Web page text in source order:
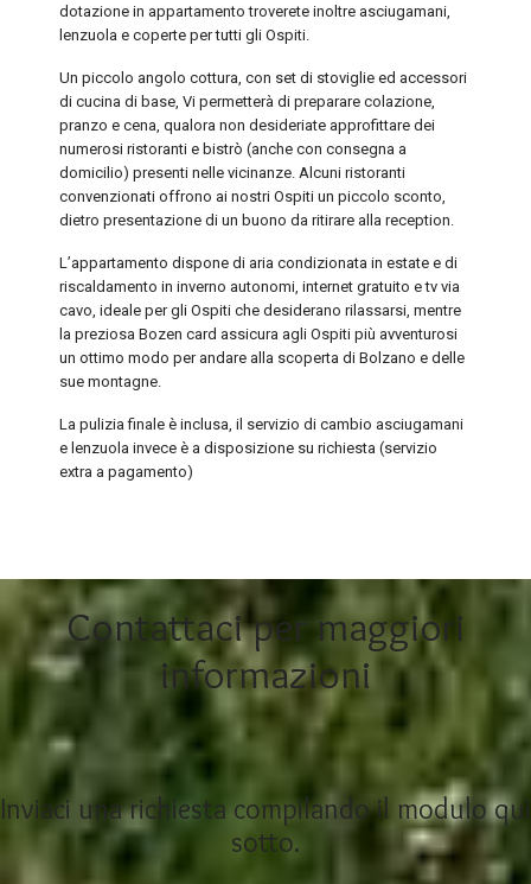
dotazione in appartamento troverete inoltre asciugamani,
lenzuola e coperte per tutti gli Ospiti.
Un piccolo angolo cottura, con set di stoviglie ed accessori
di cucina di base, Vi permetterà di preparare colazione,
pranzo e cena, qualora non desideriate approfittare dei
numerosi ristoranti e bistrò (anche con consegna a
domicilio) presenti nelle vicinanze. Alcuni ristoranti
convenzionati offrono ai nostri Ospiti un piccolo sconto,
dietro presentazione di un buono da ritirare alla reception.
L’appartamento dispone di aria condizionata in estate e di
riscaldamento in inverno autonomi, internet gratuito e tv via
cavo, ideale per gli Ospiti che desiderano rilassarsi, mentre
la preziosa Bozen card assicura agli Ospiti più avventurosi
un ottimo modo per andare alla scoperta di Bolzano e delle
sue montagne.
La pulizia finale è inclusa, il servizio di cambio asciugamani
e lenzuola invece è a disposizione su richiesta (servizio
extra a pagamento)
Contattaci per maggiori
informazioni
Inviaci una richiesta compilando il modulo qui
sotto.